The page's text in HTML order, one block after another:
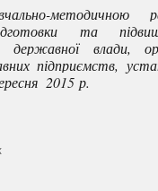
методичною
та
державної влади,
підприємств,
2015 р.